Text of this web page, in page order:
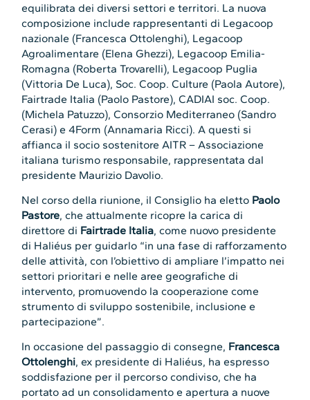
equilibrata dei diversi settori e territori. La nuova
composizione include rappresentanti di Legacoop
nazionale (Francesca Ottolenghi), Legacoop
Agroalimentare (Elena Ghezzi), Legacoop Emilia-
Romagna (Roberta Trovarelli), Legacoop Puglia
(Vittoria De Luca), Soc. Coop. Culture (Paola Autore),
Fairtrade Italia (Paolo Pastore), CADIAI soc. Coop.
(Michela Patuzzo), Consorzio Mediterraneo (Sandro
Cerasi) e 4Form (Annamaria Ricci). A questi si
affianca il socio sostenitore AITR – Associazione
italiana turismo responsabile, rappresentata dal
presidente Maurizio Davolio.
Nel corso della riunione, il Consiglio ha eletto Paolo
Pastore, che attualmente ricopre la carica di
direttore di Fairtrade Italia, come nuovo presidente
di Haliéus per guidarlo “in una fase di rafforzamento
delle attività, con l’obiettivo di ampliare l’impatto nei
settori prioritari e nelle aree geografiche di
intervento, promuovendo la cooperazione come
strumento di sviluppo sostenibile, inclusione e
partecipazione”.
In occasione del passaggio di consegne, Francesca
Ottolenghi, ex presidente di Haliéus, ha espresso
soddisfazione per il percorso condiviso, che ha
portato ad un consolidamento e apertura a nuove